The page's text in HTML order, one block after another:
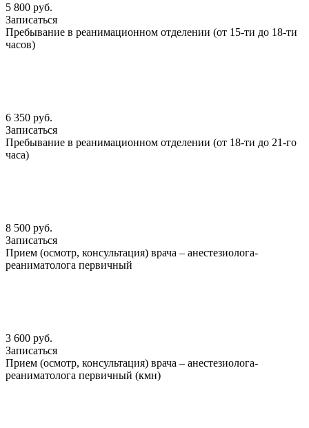
5 800 руб.
Записаться
Пребывание в реанимационном отделении (от 15-ти до 18-ти
часов)
6 350 руб.
Записаться
Пребывание в реанимационном отделении (от 18-ти до 21-го
часа)
8 500 руб.
Записаться
Прием (осмотр, консультация) врача – анестезиолога-
реаниматолога первичный
3 600 руб.
Записаться
Прием (осмотр, консультация) врача – анестезиолога-
реаниматолога первичный (кмн)